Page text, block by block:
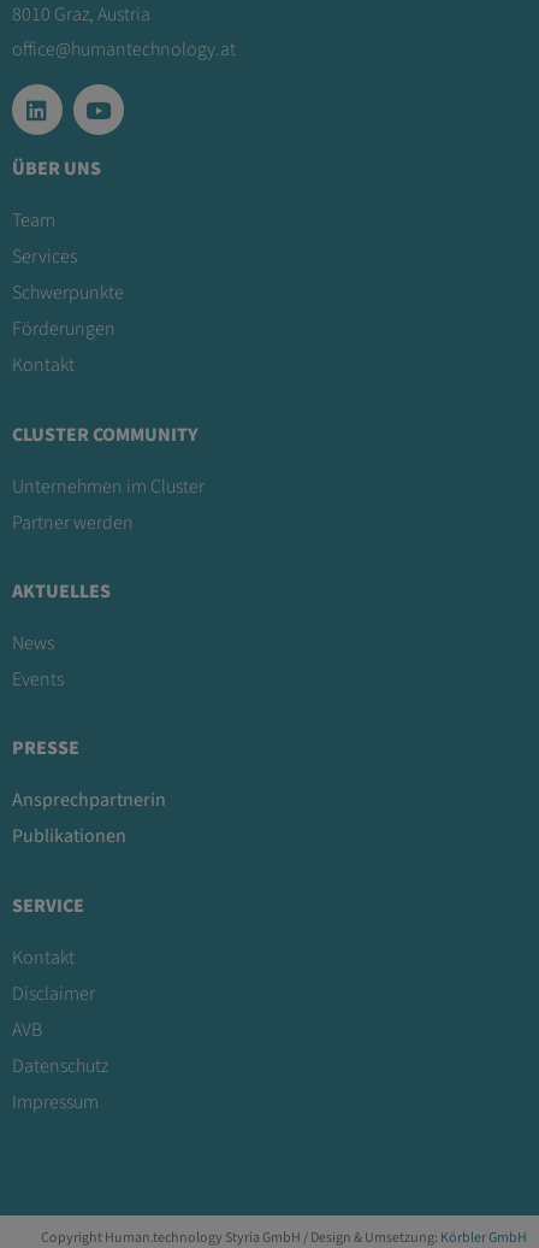
8010 Graz, Austria
office@humantechnology.at
ÜBER UNS
Team
Services
Schwerpunkte
Förderungen
Kontakt
CLUSTER COMMUNITY
Unternehmen im Cluster
Partner werden
AKTUELLES
News
Events
PRESSE
Ansprechpartnerin
Publikationen
SERVICE
Kontakt
Disclaimer
AVB
Datenschutz
Impressum
Copyright Human.technology Styria GmbH / Design & Umsetzung: Körbler GmbH